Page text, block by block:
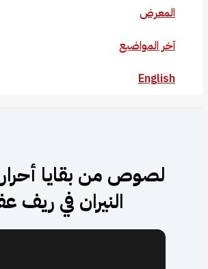
المعرض
آخر المواضيع
English
لصوص من بقايا
النيران في ريف